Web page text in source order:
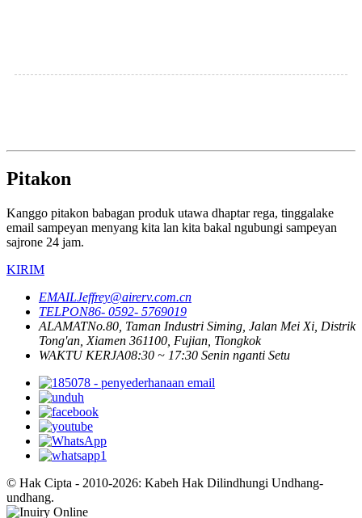
Pitakon
Kanggo pitakon babagan produk utawa dhaptar rega, tinggalake
email sampeyan menyang kita lan kita bakal ngubungi sampeyan
sajrone 24 jam.
KIRIM
EMAILJeffrey@airerv.com.cn
TELPON86- 0592- 5769019
ALAMATNo.80, Taman Industri Siming, Jalan Mei Xi, Distrik
Tong'an, Xiamen 361100, Fujian, Tiongkok
WAKTU KERJA08:30 ~ 17:30 Senin nganti Setu
© Hak Cipta - 2010-2026: Kabeh Hak Dilindhungi Undhang-
undhang.